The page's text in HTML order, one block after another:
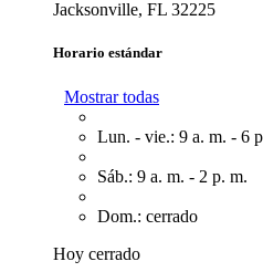
Jacksonville, FL 32225
Horario estándar
Mostrar todas
Lun. - vie.: 9 a. m. - 6
Sáb.: 9 a. m. - 2 p. m.
Dom.: cerrado
Hoy cerrado